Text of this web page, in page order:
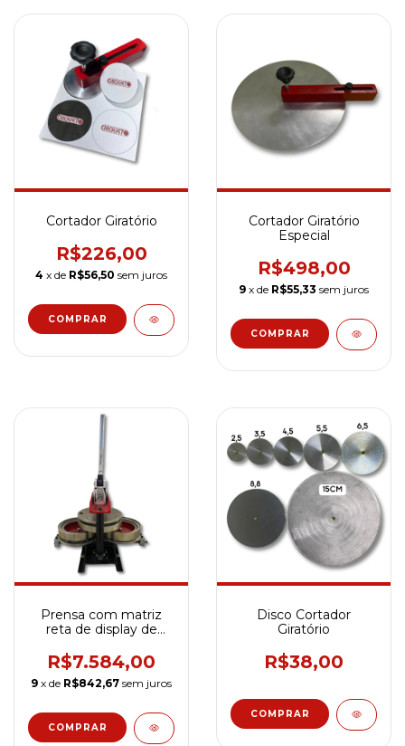
Cortador Giratório
R$226,00
4 x de R$56,50 sem juros
COMPRAR
Cortador Giratório
Especial
R$498,00
9 x de R$55,33 sem juros
Prensa com matriz
reta de display de
R$7.584,00
9 x de R$842,67 sem juros
Disco Cortador
Giratório
R$38,00
COMPRAR